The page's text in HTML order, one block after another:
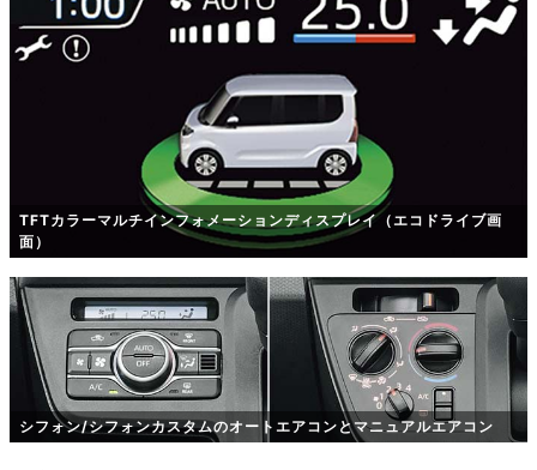
TFTカラーマルチインフォメーションディスプレイ（エコドライブ画
面）
シフォン/シフォンカスタムのオートエアコンとマニュアルエアコン